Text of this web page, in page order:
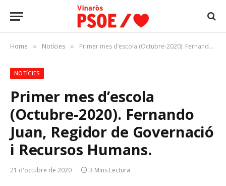
Home » Notícies » Primer mes d’escola (Octubre-2020). Fernando Juan, Regidor de Governació i Recursos Humans.
NOTÍCIES
Primer mes d’escola
(Octubre-2020). Fernando
Juan, Regidor de Governació
i Recursos Humans.
21 d'octubre de 2020 3 Mins Lectura